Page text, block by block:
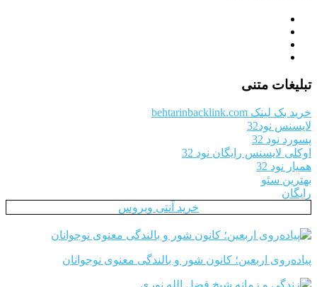
تبلیغات متنی
خرید بک لینک behtarinbacklink.com
لایسنس نود32
پسورد نود 32
اوکلی لایسنس رایگان نود 32
همیار نود 32
بهترین سئو
رایگان
خرید آنتی ویروس
پیاده‌روی اربعین؛ کانون شور و بالندگی معنوی نوجوانان